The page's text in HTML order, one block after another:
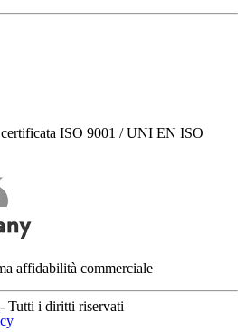
ISO 9001 / UNI EN ISO
affidabilità commerciale
- Tutti i diritti riservati